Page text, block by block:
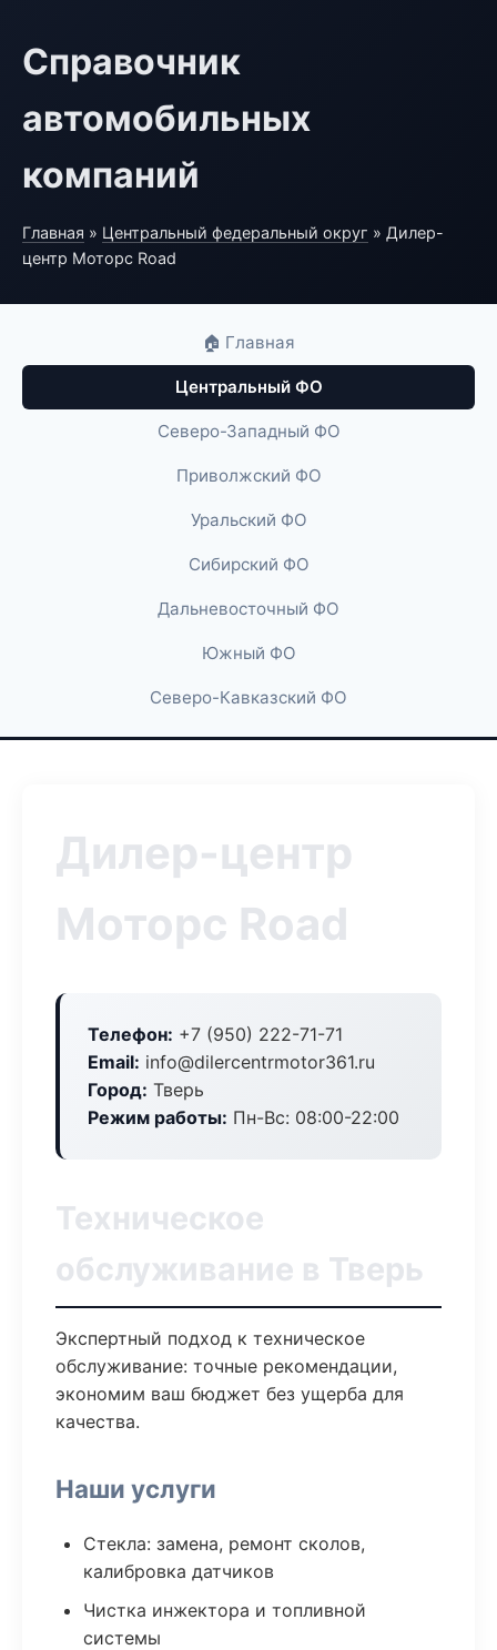
Справочник
автомобильных
компаний
Главная » Центральный федеральный округ » Дилер-
центр Моторс Road
🏠 Главная
Центральный ФО
Северо-Западный ФО
Приволжский ФО
Уральский ФО
Сибирский ФО
Дальневосточный ФО
Южный ФО
Северо-Кавказский ФО
Дилер-центр
Моторс Road
Телефон: +7 (950) 222-71-71
Email: info@dilercentrmotor361.ru
Город: Тверь
Режим работы: Пн-Вс: 08:00-22:00
Техническое
обслуживание в Тверь
Экспертный подход к техническое
обслуживание: точные рекомендации,
экономим ваш бюджет без ущерба для
качества.
Наши услуги
Стекла: замена, ремонт сколов,
калибровка датчиков
Чистка инжектора и топливной
системы